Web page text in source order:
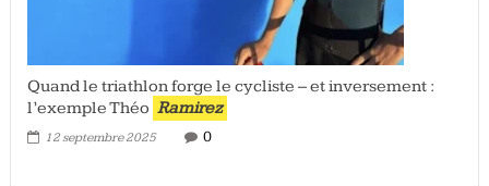
Quand le triathlon forge le cycliste – et inversement :
l’exemple Théo Ramirez
12 septembre 2025 0